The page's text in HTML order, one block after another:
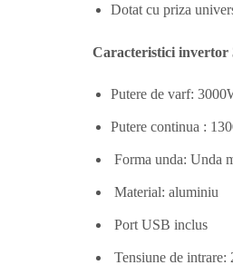
Dotat cu priza
Caracteristici invertor
Putere de varf:
Putere continua :
Forma unda: Unda
Material: aluminiu
Port USB inclus
Tensiune de intrare: